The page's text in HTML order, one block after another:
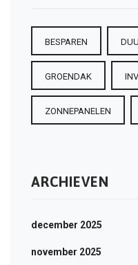
BESPAREN
GROENDAK
ZONNEPANELEN
ARCHIEVEN
december 2025
november 2025